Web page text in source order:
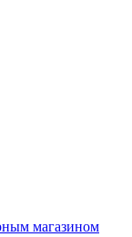
магазином